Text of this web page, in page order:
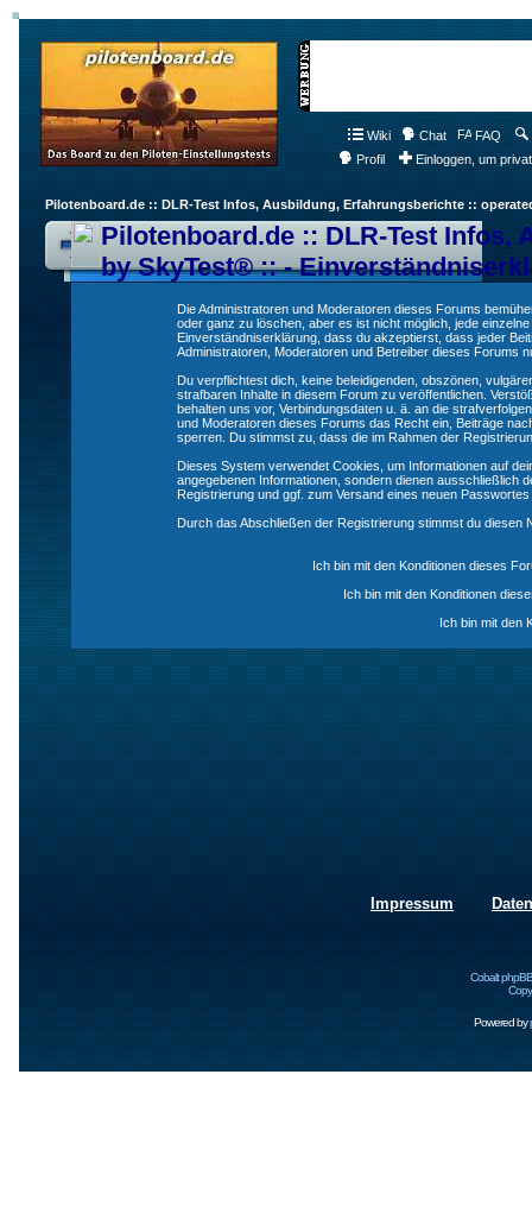
Wiki Chat FAQ
Profil
Einloggen, um
Pilotenboard.de :: DLR-Test Infos, Ausbildung, Erfahrungsberichte ::
Pilotenboard.de :: DLR-Test
by SkyTest® :: -
Die Administratoren und Moderatoren dieses Forums
oder ganz zu löschen, aber es ist nicht möglich, jede
Einverständniserklärung, dass du akzeptierst, dass jeder
Administratoren, Moderatoren und Betreiber dieses Forums
Du verpflichtest dich, keine beleidigenden, obszönen,
strafbaren Inhalte in diesem Forum zu veröffentlichen.
behalten uns vor, Verbindungsdaten u. ä. an die
und Moderatoren dieses Forums das Recht ein, Beiträge
sperren. Du stimmst zu, dass die im Rahmen der
Dieses System verwendet Cookies, um Informationen auf
angegebenen Informationen, sondern dienen ausschließlich
Registrierung und ggf. zum Versand eines neuen
Durch das Abschließen der Registrierung stimmst du diesen
Ich bin mit den Konditionen dieses
Ich bin mit den Konditionen
Ich bin mit den
Impressum
Cobalt
Powered by